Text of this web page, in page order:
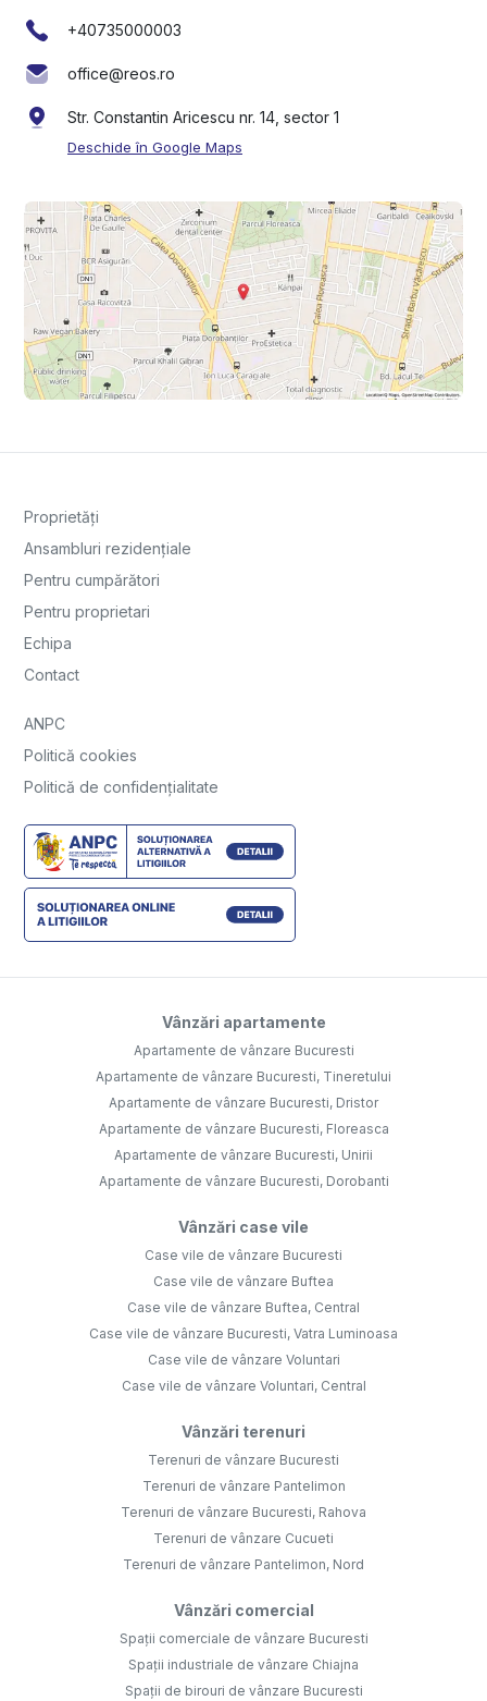
+40735000003
office@reos.ro
Str. Constantin Aricescu nr. 14, sector 1
Deschide în Google Maps
Proprietăți
Ansambluri rezidențiale
Pentru cumpărători
Pentru proprietari
Echipa
Contact
ANPC
Politică cookies
Politică de confidențialitate
Vânzări apartamente
Apartamente de vânzare Bucuresti
Apartamente de vânzare Bucuresti, Tineretului
Apartamente de vânzare Bucuresti, Dristor
Apartamente de vânzare Bucuresti, Floreasca
Apartamente de vânzare Bucuresti, Unirii
Apartamente de vânzare Bucuresti, Dorobanti
Vânzări case vile
Case vile de vânzare Bucuresti
Case vile de vânzare Buftea
Case vile de vânzare Buftea, Central
Case vile de vânzare Bucuresti, Vatra Luminoasa
Case vile de vânzare Voluntari
Case vile de vânzare Voluntari, Central
Vânzări terenuri
Terenuri de vânzare Bucuresti
Terenuri de vânzare Pantelimon
Terenuri de vânzare Bucuresti, Rahova
Terenuri de vânzare Cucueti
Terenuri de vânzare Pantelimon, Nord
Vânzări comercial
Spații comerciale de vânzare Bucuresti
Spații industriale de vânzare Chiajna
Spații de birouri de vânzare Bucuresti